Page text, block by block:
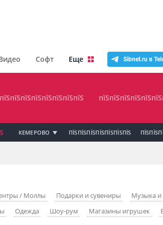
Софт Еще Sibnet.ru в
пїЅпїЅ
пїЅпїЅпїЅпїЅпїЅпїЅпїЅпїЅ
КЕМЕРОВО ПЇЅПЇЅПЇЅПЇЅПЇЅПЇЅПЇЅ
/ Моллы Подарки и сувениры Музыка и
Одежда Шоу-рум Магазины игрушек